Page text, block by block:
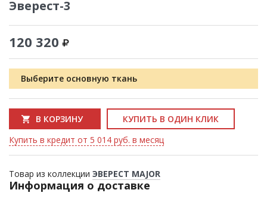
Эверест-3
120 320
Выберите основную ткань
В КОРЗИНУ
КУПИТЬ В ОДИН КЛИК
Купить в кредит от 5 014 руб. в месяц
Товар из коллекции ЭВЕРЕСТ MAJOR
Информация о доставке